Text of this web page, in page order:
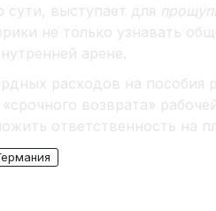
выступает для
не только узнавать
арене.
расходов на пособия
возврата»
ответственность на